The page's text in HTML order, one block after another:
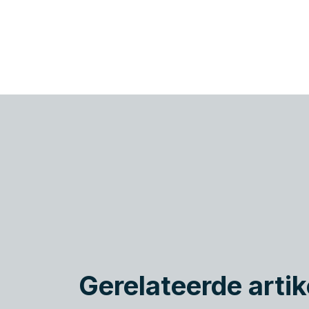
Gerelateerde